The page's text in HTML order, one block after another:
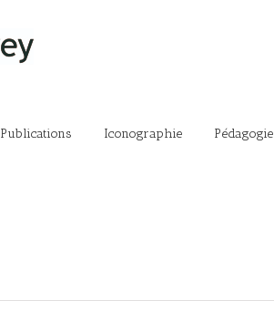
Publications Iconographie Pédagogie